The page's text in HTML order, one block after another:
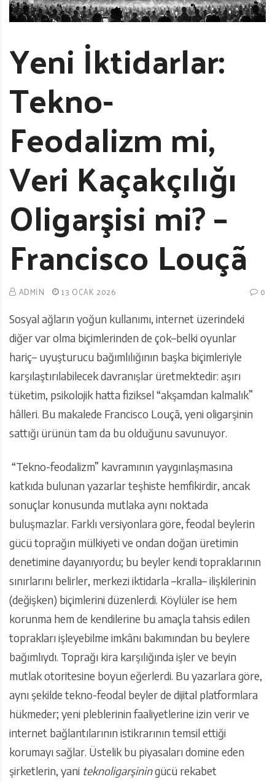
Yeni İktidarlar:
Tekno-
Feodalizm mi,
Veri Kaçakçılığı
Oligarşisi mi? –
Francisco Louçã
ADMIN 13 OCAK 2026 0
Sosyal ağların yoğun kullanımı, internet üzerindeki
diğer var olma biçimlerinden de çok–belki oyunlar
hariç– uyuşturucu bağımlılığının başka biçimleriyle
karşılaştırılabilecek davranışlar üretmektedir: aşırı
tüketim, psikolojik hatta fiziksel “akşamdan kalmalık”
hâlleri. Bu makalede Francisco Louçã, yeni oligarşinin
sattığı ürünün tam da bu olduğunu savunuyor.
“Tekno-feodalizm” kavramının yaygınlaşmasına
katkıda bulunan yazarlar teşhiste hemfikirdir, ancak
sonuçlar konusunda mutlaka aynı noktada
buluşmazlar. Farklı versiyonlara göre, feodal beylerin
gücü toprağın mülkiyeti ve ondan doğan üretimin
denetimine dayanıyordu; bu beyler kendi topraklarının
sınırlarını belirler, merkezi iktidarla –kralla– ilişkilerinin
(değişken) biçimlerini düzenlerdi. Köylüler ise hem
korunma hem de kendilerine bu amaçla tahsis edilen
toprakları işleyebilme imkânı bakımından bu beylere
bağımlıydı. Toprağı kira karşılığında işler ve beyin
mutlak otoritesine boyun eğerlerdi. Bu yazarlara göre,
aynı şekilde tekno-feodal beyler de dijital platformlara
hükmeder; yeni pleblerinin faaliyetlerine izin verir ve
internet bağlantılarının istikrarının temsil ettiği
korumayı sağlar. Üstelik bu piyasaları domine eden
şirketlerin, yani teknoligarşiningücü rekabet